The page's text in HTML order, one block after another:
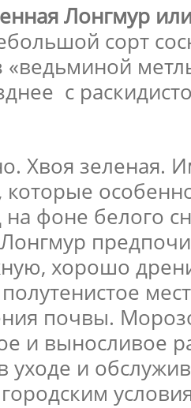
Лонгмур
сорт
с
Хвоя зеленая.
которые
фоне белого
хорошо
почвы.
и выносливое
уходе и